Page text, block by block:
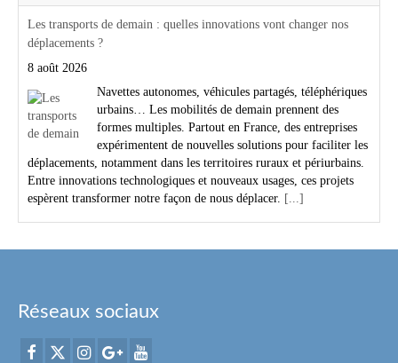
Les transports de demain : quelles innovations vont changer nos
déplacements ?
8 août 2026
Navettes autonomes, véhicules partagés, téléphériques
urbains… Les mobilités de demain prennent des
formes multiples. Partout en France, des entreprises
expérimentent de nouvelles solutions pour faciliter les
déplacements, notamment dans les territoires ruraux et périurbains.
Entre innovations technologiques et nouveaux usages, ces projets
espèrent transformer notre façon de nous déplacer. [...]
Réseaux sociaux